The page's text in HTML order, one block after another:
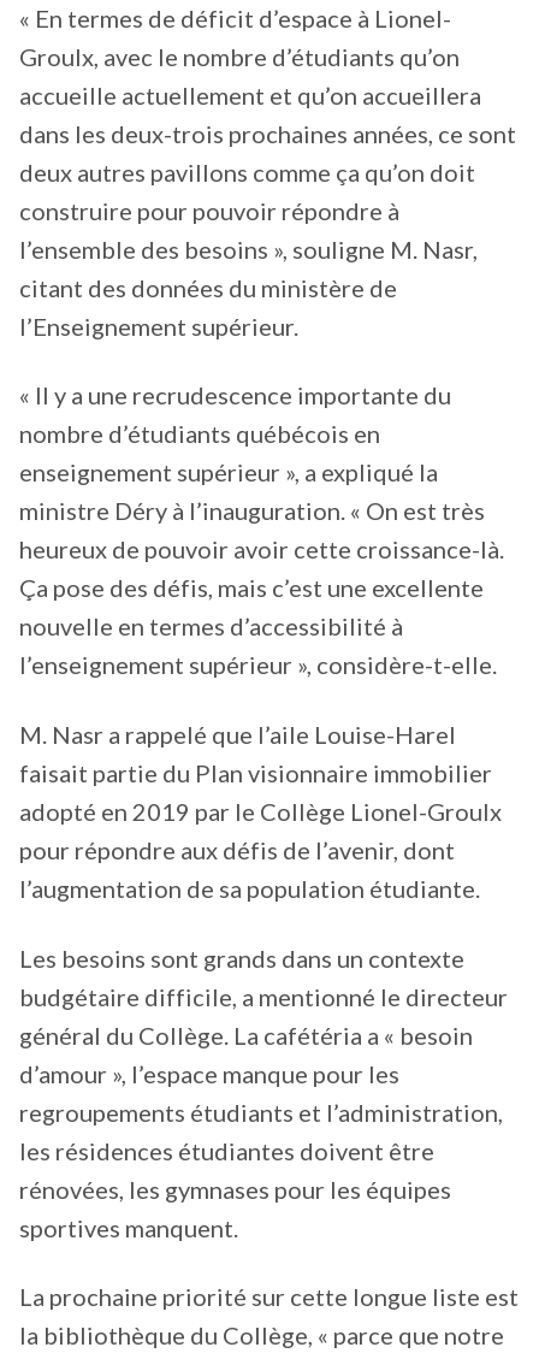
« En termes de déficit d’espace à Lionel-
Groulx, avec le nombre d’étudiants qu’on
accueille actuellement et qu’on accueillera
dans les deux-trois prochaines années, ce sont
deux autres pavillons comme ça qu’on doit
construire pour pouvoir répondre à
l’ensemble des besoins », souligne M. Nasr,
citant des données du ministère de
l’Enseignement supérieur.
« Il y a une recrudescence importante du
nombre d’étudiants québécois en
enseignement supérieur », a expliqué la
ministre Déry à l’inauguration. « On est très
heureux de pouvoir avoir cette croissance-là.
Ça pose des défis, mais c’est une excellente
nouvelle en termes d’accessibilité à
l’enseignement supérieur », considère-t-elle.
M. Nasr a rappelé que l’aile Louise-Harel
faisait partie du Plan visionnaire immobilier
adopté en 2019 par le Collège Lionel-Groulx
pour répondre aux défis de l’avenir, dont
l’augmentation de sa population étudiante.
Les besoins sont grands dans un contexte
budgétaire difficile, a mentionné le directeur
général du Collège. La cafétéria a « besoin
d’amour », l’espace manque pour les
regroupements étudiants et l’administration,
les résidences étudiantes doivent être
rénovées, les gymnases pour les équipes
sportives manquent.
La prochaine priorité sur cette longue liste est
la bibliothèque du Collège, « parce que notre